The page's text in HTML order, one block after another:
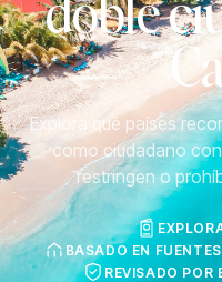
Explora qué países
como ciudadano
restringen o
BASADO EN
REVISADO POR